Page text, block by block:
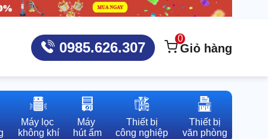
0985.626.307
0
Giỏ hàng
Máy lọc
không khí
Máy
hút ẩm
Thiết bị
công nghiệp
Thiết bị
văn phòng